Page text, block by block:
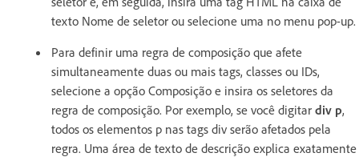
texto Nome de seletor ou selecione uma no menu pop-up.
Para definir uma regra de composição que afete
simultaneamente duas ou mais tags, classes ou IDs,
selecione a opção Composição e insira os seletores da
regra de composição. Por exemplo, se você digitar div p,
todos os elementos p nas tags div serão afetados pela
regra. Uma área de texto de descrição explica exatamente